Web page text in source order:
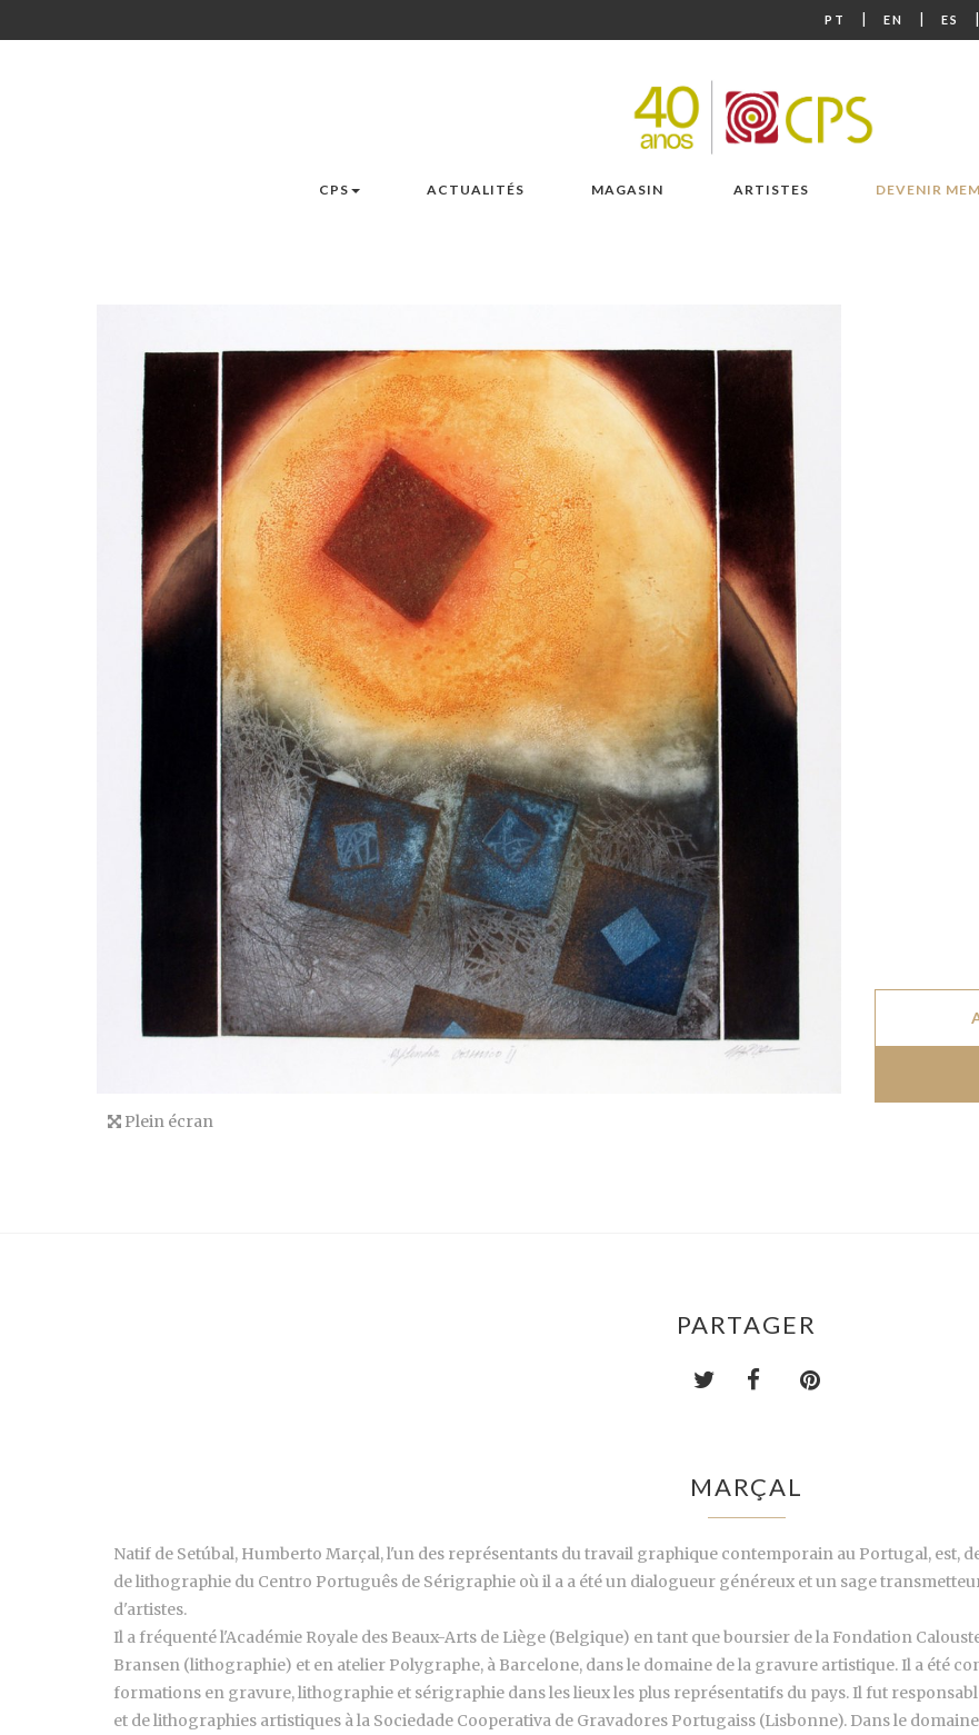
PT | EN | ES |
CPS ACTUALITÉS MAGASIN ARTISTES DEVENIR
Plein écran
PARTAGER
MARÇAL
Natif de Setúbal, Humberto Marçal, l'un des représentants du travail graphique contemporain au Portugal, est,
de lithographie du Centro Português de Sérigraphie où il a a été un dialogueur généreux et un sage
d'artistes.
Il a fréquenté l'Académie Royale des Beaux-Arts de Liège (Belgique) en tant que boursier de la Fondation
Bransen (lithographie) et en atelier Polygraphe, à Barcelone, dans le domaine de la gravure artistique. Il a été
formations en gravure, lithographie et sérigraphie dans les lieux les plus représentatifs du pays. Il fut
et de lithographies artistiques à la Sociedade Cooperativa de Gravadores Portugaiss (Lisbonne). Dans le